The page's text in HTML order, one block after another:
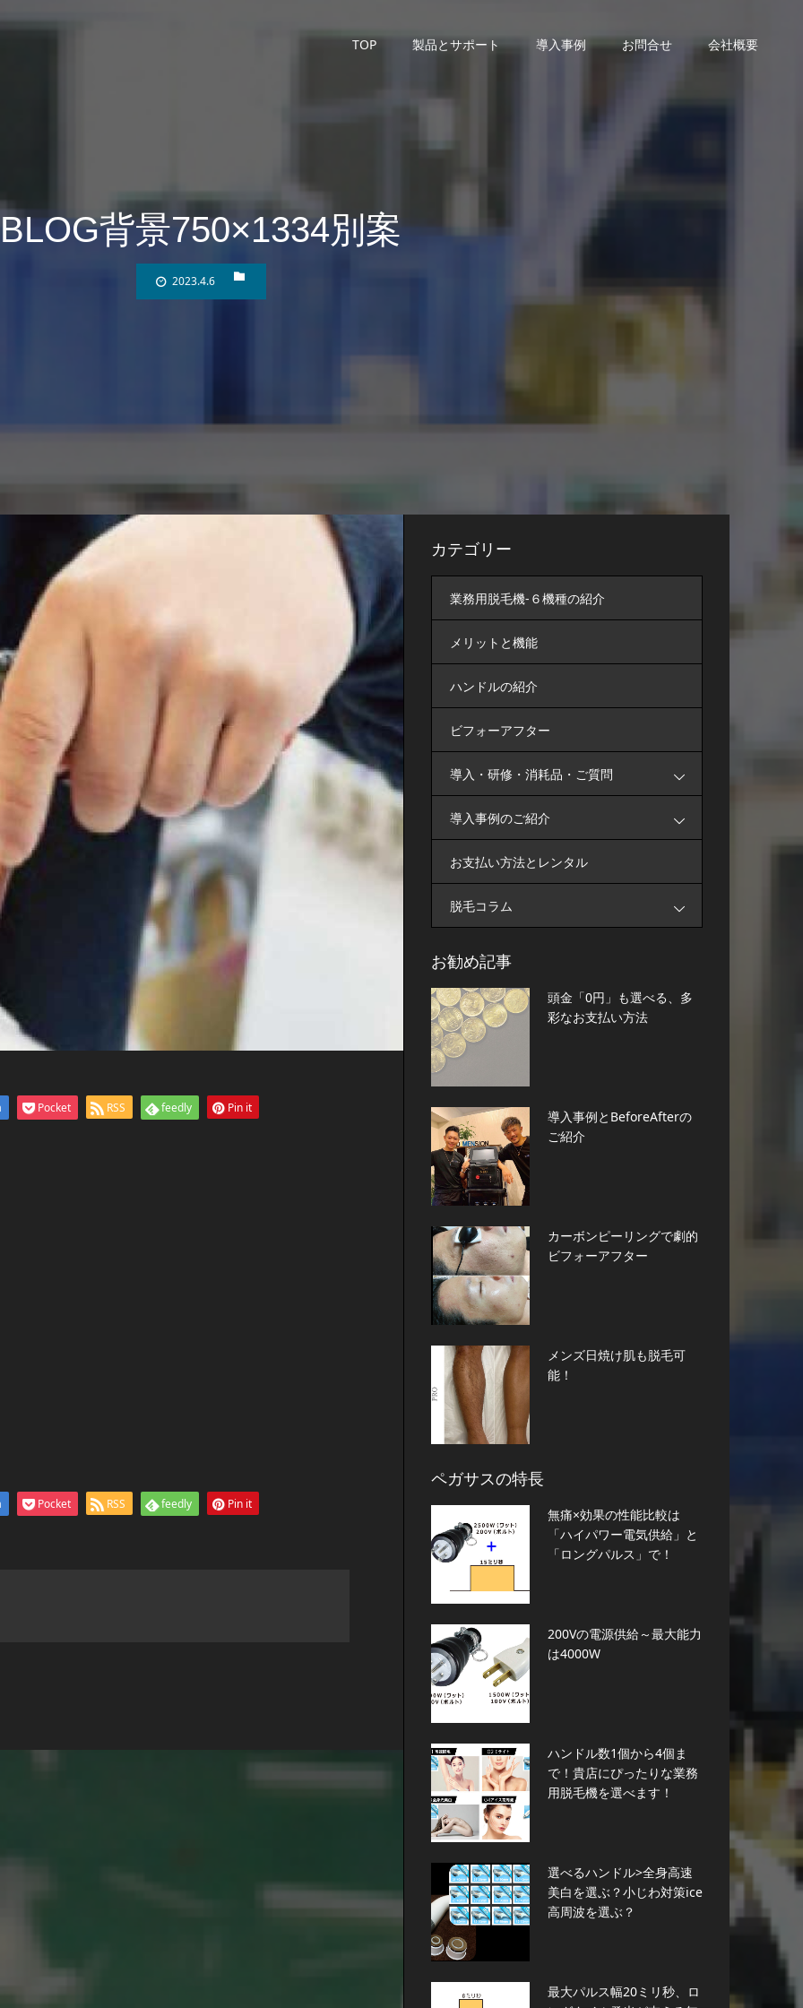
TOP 製品とサポート 導入事例 お問合せ 会社概要
BLOG背景750×1334別案
2023.4.6
Pocket RSS feedly Pin it
Pocket RSS feedly Pin it
カテゴリー
業務用脱毛機-６機種の紹介
メリットと機能
ハンドルの紹介
ビフォーアフター
導入・研修・消耗品・ご質問
導入事例のご紹介
お支払い方法とレンタル
脱毛コラム
お勧め記事
頭金「0円」も選べる、多
彩なお支払い方法
導入事例とBeforeAfterの
ご紹介
カーボンピーリングで劇的
ビフォーアフター
メンズ日焼け肌も脱毛可
能！
ペガサスの特長
無痛×効果の性能比較は
「ハイパワー電気供給」と
「ロングパルス」で！
200Vの電源供給～最大能力
は4000W
ハンドル数1個から4個ま
で！貴店にぴったりな業務
用脱毛機を選べます！
選べるハンドル>全身高速
美白を選ぶ？小じわ対策ice
高周波を選ぶ？
最大パルス幅20ミリ秒、ロ